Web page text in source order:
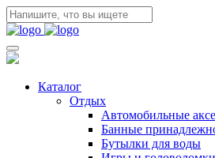
Каталог
Отдых
Автомобильные
Банные
Бутылки для воды